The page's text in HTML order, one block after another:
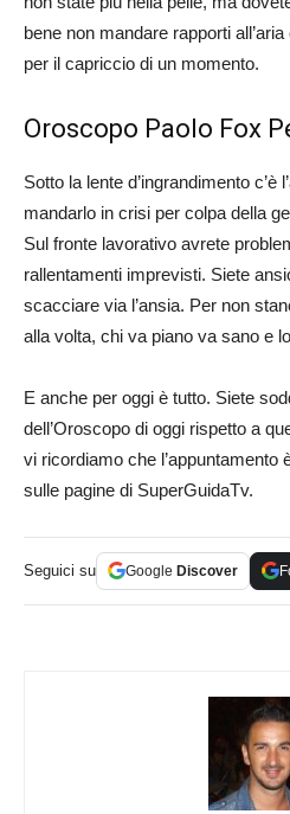
bene non mandare rapporti
per il capriccio di un momento.
Oroscopo Paolo Fox
Sotto la lente d’ingrandimento c’è
mandarlo in crisi per colpa della
Sul fronte lavorativo avrete
rallentamenti imprevisti. Siete
scacciare via l’ansia. Per non
alla volta, chi va piano va sano e
E anche per oggi è tutto. Siete
dell’Oroscopo di oggi rispetto a
vi ricordiamo che
sulle pagine di SuperGuidaTv.
Seguici su Google Discover